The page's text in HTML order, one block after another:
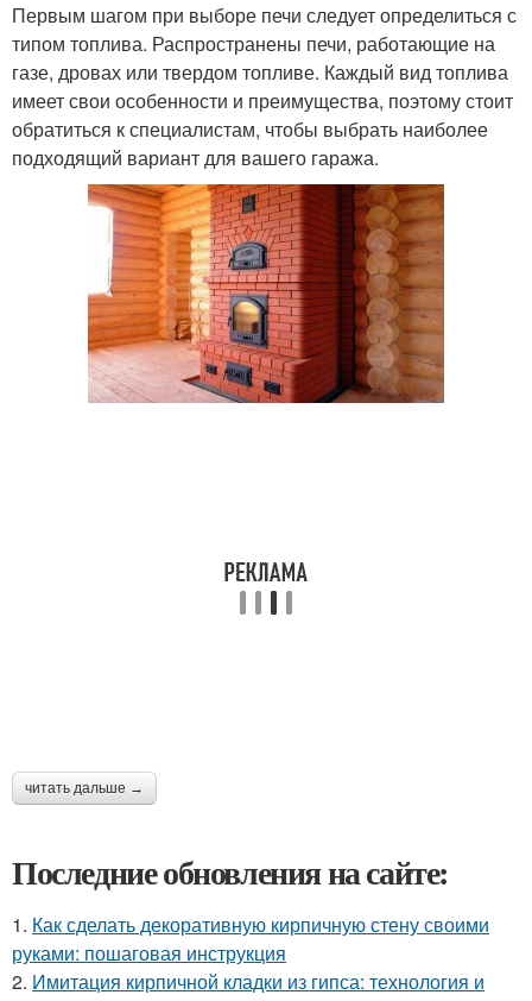
Первым шагом при выборе печи следует определиться с
типом топлива. Распространены печи, работающие на
газе, дровах или твердом топливе. Каждый вид топлива
имеет свои особенности и преимущества, поэтому стоит
обратиться к специалистам, чтобы выбрать наиболее
подходящий вариант для вашего гаража.
читать дальше →
Последние обновления на сайте:
1. Как сделать декоративную кирпичную стену своими
руками: пошаговая инструкция
2. Имитация кирпичной кладки из гипса: технология и